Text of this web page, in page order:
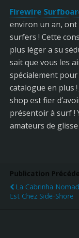
Firewire
environ un an,
surfers ! Cette
plus léger a su
sait que vous les
spécialement
catalogue en plus
shop est fier
présentoir à surf !
amateurs de glisse
Publication
La Cabrinha
Est Chez Side-Shore